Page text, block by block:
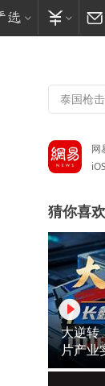
网
iOS
猜你喜欢
大逆转
片产业